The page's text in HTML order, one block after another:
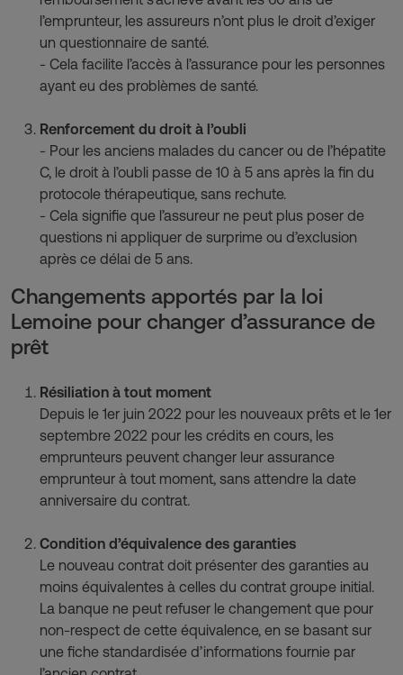
l’emprunteur, les assureurs n’ont plus le droit d’exiger
un questionnaire de santé.
- Cela facilite l’accès à l’assurance pour les personnes
ayant eu des problèmes de santé.
Renforcement du droit à l’oubli
- Pour les anciens malades du cancer ou de l’hépatite
C, le droit à l’oubli passe de 10 à 5 ans après la fin du
protocole thérapeutique, sans rechute.
- Cela signifie que l’assureur ne peut plus poser de
questions ni appliquer de surprime ou d’exclusion
après ce délai de 5 ans.
Changements apportés par la loi
Lemoine pour changer d’assurance de
prêt
Résiliation à tout moment
Depuis le 1er juin 2022 pour les nouveaux prêts et le 1er
septembre 2022 pour les crédits en cours, les
emprunteurs peuvent changer leur assurance
emprunteur à tout moment, sans attendre la date
anniversaire du contrat.
Condition d’équivalence des garanties
Le nouveau contrat doit présenter des garanties au
moins équivalentes à celles du contrat groupe initial.
La banque ne peut refuser le changement que pour
non-respect de cette équivalence, en se basant sur
une fiche standardisée d’informations fournie par